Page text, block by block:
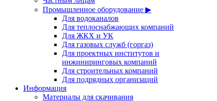
Промышленное оборудование ▶
Для водоканалов
Для теплоснабжающих компаний
Для ЖКХ и УК
Для газовых служб (горгаз)
Для проектных институтов и
инжиниринговых компаний
Для строительных компаний
Для подрядных организаций
Информация
Материалы для скачивания